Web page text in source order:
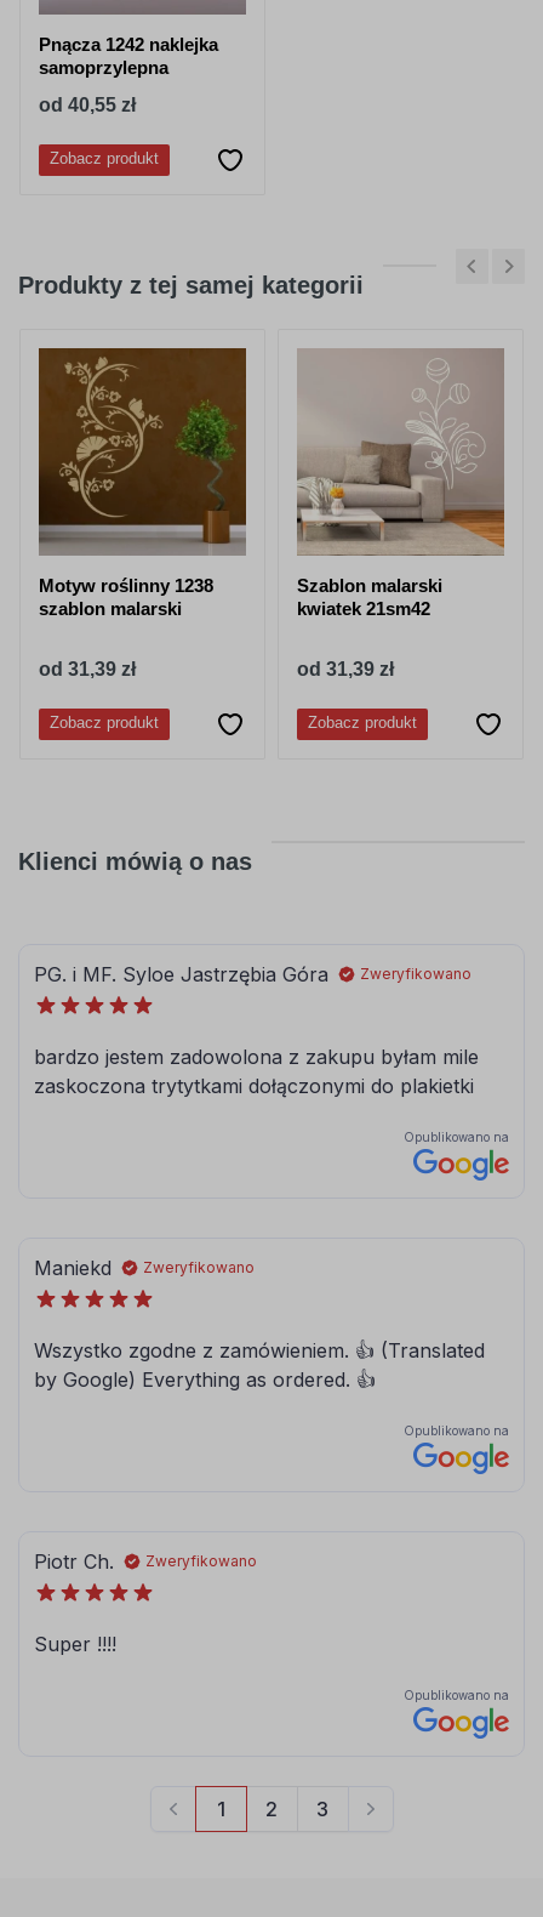
Pnącza 1242 naklejka
samoprzylepna
od 40,55 zł
Zobacz produkt
Produkty z tej samej kategorii
Motyw roślinny 1238
szablon malarski
od 31,39 zł
Zobacz produkt
Szablon malarski
kwiatek 21sm42
od 31,39 zł
Zobacz produkt
Klienci mówią o nas